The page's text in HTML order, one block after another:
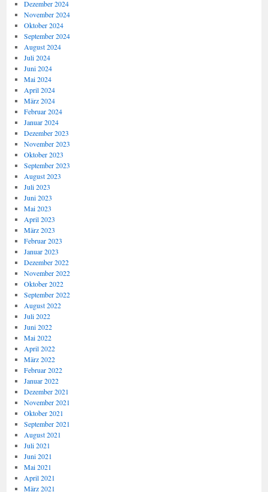
Dezember 2024
November 2024
Oktober 2024
September 2024
August 2024
Juli 2024
Juni 2024
Mai 2024
April 2024
März 2024
Februar 2024
Januar 2024
Dezember 2023
November 2023
Oktober 2023
September 2023
August 2023
Juli 2023
Juni 2023
Mai 2023
April 2023
März 2023
Februar 2023
Januar 2023
Dezember 2022
November 2022
Oktober 2022
September 2022
August 2022
Juli 2022
Juni 2022
Mai 2022
April 2022
März 2022
Februar 2022
Januar 2022
Dezember 2021
November 2021
Oktober 2021
September 2021
August 2021
Juli 2021
Juni 2021
Mai 2021
April 2021
März 2021